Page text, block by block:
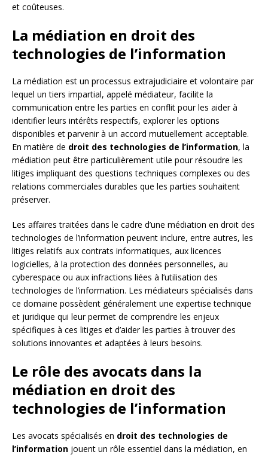
et coûteuses.
La médiation en droit des
technologies de l’information
La médiation est un processus extrajudiciaire et volontaire par
lequel un tiers impartial, appelé médiateur, facilite la
communication entre les parties en conflit pour les aider à
identifier leurs intérêts respectifs, explorer les options
disponibles et parvenir à un accord mutuellement acceptable.
En matière de droit des technologies de l’information, la
médiation peut être particulièrement utile pour résoudre les
litiges impliquant des questions techniques complexes ou des
relations commerciales durables que les parties souhaitent
préserver.
Les affaires traitées dans le cadre d’une médiation en droit des
technologies de l’information peuvent inclure, entre autres, les
litiges relatifs aux contrats informatiques, aux licences
logicielles, à la protection des données personnelles, au
cyberespace ou aux infractions liées à l’utilisation des
technologies de l’information. Les médiateurs spécialisés dans
ce domaine possèdent généralement une expertise technique
et juridique qui leur permet de comprendre les enjeux
spécifiques à ces litiges et d’aider les parties à trouver des
solutions innovantes et adaptées à leurs besoins.
Le rôle des avocats dans la
médiation en droit des
technologies de l’information
Les avocats spécialisés en droit des technologies de
l’information jouent un rôle essentiel dans la médiation, en